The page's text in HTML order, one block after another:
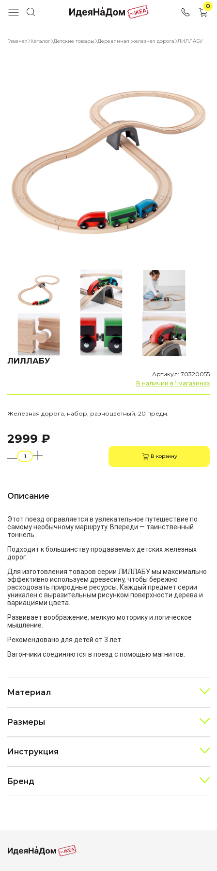
0
Главная Каталог Детские товары Деревянная железная дорога ЛИЛЛАБУ
ЛИЛЛАБУ
Артикул: 70320055
В наличии в 1 магазинах
Железная дорога, набор, разноцветный, 20 предм.
2999 ₽
В корзину
Описание
Этот поезд оправляется в увлекательное путешествие по
самому необычному маршруту. Впереди — таинственный
тоннель.
Подходит к большинству продаваемых детских железных
дорог.
Для изготовления товаров серии ЛИЛЛАБУ мы максимально
эффективно используем древесину, чтобы бережно
расходовать природные ресурсы. Каждый предмет серии
уникален с выразительным рисунком поверхности дерева и
вариациями цвета.
Развивает воображение, мелкую моторику и логическое
мышление.
Рекомендовано для детей от 3 лет.
Вагончики соединяются в поезд с помощью магнитов.
Материал
Размеры
Инструкция
Бренд